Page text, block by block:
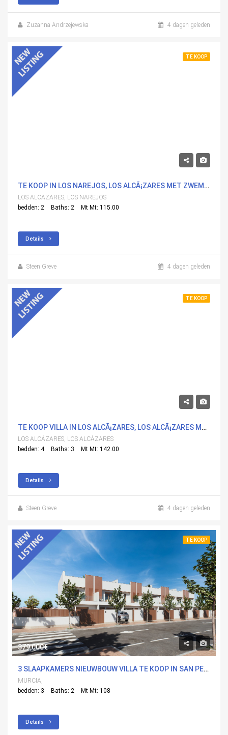
Zuzanna Andrzejewska 4 dagen geleden
TE KOOP
TE KOOP IN LOS NAREJOS, LOS ALCÃ¡ZARES MET ZWEMBAD
LOS ALCÁZARES, LOS NAREJOS
bedden: 2
Baths: 2 Mt Mt: 115.00
Details
Steen Greve 4 dagen geleden
TE KOOP
TE KOOP VILLA IN LOS ALCÃ¡ZARES, LOS ALCÃ¡ZARES MET ZWEMBAD
LOS ALCÁZARES, LOS ALCÁZARES
bedden: 4
Baths: 3 Mt Mt: 142.00
Details
Steen Greve 4 dagen geleden
TE KOOP
379,000€
3 SLAAPKAMERS NIEUWBOUW VILLA TE KOOP IN SAN PEDRO DEL PINATAR, MURCIA
MURCIA,
bedden: 3
Baths: 2 Mt Mt: 108
Details